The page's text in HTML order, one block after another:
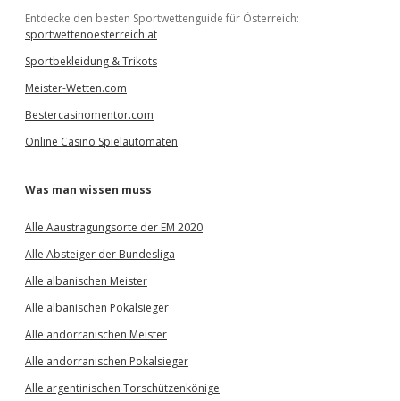
Entdecke den besten Sportwettenguide für Österreich:
sportwettenoesterreich.at
Sportbekleidung & Trikots
Meister-Wetten.com
Bestercasinomentor.com
Online Casino Spielautomaten
Was man wissen muss
Alle Aaustragungsorte der EM 2020
Alle Absteiger der Bundesliga
Alle albanischen Meister
Alle albanischen Pokalsieger
Alle andorranischen Meister
Alle andorranischen Pokalsieger
Alle argentinischen Torschützenkönige